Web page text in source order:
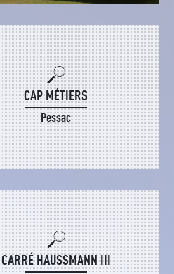
CAP MÉTIERS
Pessac
CARRÉ HAUSSMANN III